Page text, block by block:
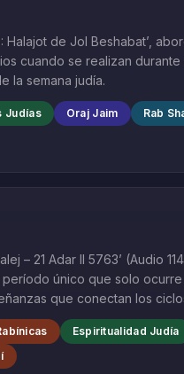
de Jol Beshabat’,
cuando se realizan durante
la semana judía.
Judías Oraj Jaim Rab
– 21 Adar II 5763’ (Audio
único que solo
que conectan los
Espiritualidad Judía